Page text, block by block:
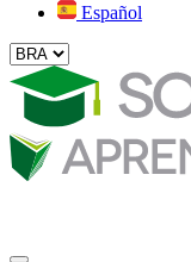
Español